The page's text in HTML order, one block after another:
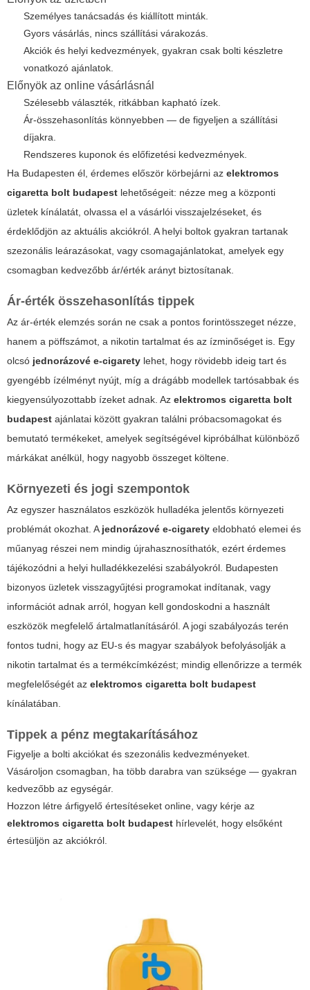
Személyes tanácsadás és kiállított minták.
Gyors vásárlás, nincs szállítási várakozás.
Akciók és helyi kedvezmények, gyakran csak bolti készletre
vonatkozó ajánlatok.
Előnyök az online vásárlásnál
Szélesebb választék, ritkábban kapható ízek.
Ár-összehasonlítás könnyebben — de figyeljen a szállítási
díjakra.
Rendszeres kuponok és előfizetési kedvezmények.
Ha Budapesten él, érdemes először körbejárni az elektromos
cigaretta bolt budapest lehetőségeit: nézze meg a központi
üzletek kínálatát, olvassa el a vásárlói visszajelzéseket, és
érdeklődjön az aktuális akciókról. A helyi boltok gyakran tartanak
szezonális leárazásokat, vagy csomagajánlatokat, amelyek egy
csomagban kedvezőbb ár/érték arányt biztosítanak.
Ár-érték összehasonlítás tippek
Az ár-érték elemzés során ne csak a pontos forintösszeget nézze,
hanem a pöffszámot, a nikotin tartalmat és az ízminőséget is. Egy
olcsó jednorázové e-cigarety lehet, hogy rövidebb ideig tart és
gyengébb ízélményt nyújt, míg a drágább modellek tartósabbak és
kiegyensúlyozottabb ízeket adnak. Az elektromos cigaretta bolt
budapest ajánlatai között gyakran találni próbacsomagokat és
bemutató termékeket, amelyek segítségével kipróbálhat különböző
márkákat anélkül, hogy nagyobb összeget költene.
Környezeti és jogi szempontok
Az egyszer használatos eszközök hulladéka jelentős környezeti
problémát okozhat. A jednorázové e-cigarety eldobható elemei és
műanyag részei nem mindig újrahasznosíthatók, ezért érdemes
tájékozódni a helyi hulladékkezelési szabályokról. Budapesten
bizonyos üzletek visszagyűjtési programokat indítanak, vagy
információt adnak arról, hogyan kell gondoskodni a használt
eszközök megfelelő ártalmatlanításáról. A jogi szabályozás terén
fontos tudni, hogy az EU-s és magyar szabályok befolyásolják a
nikotin tartalmat és a termékcímkézést; mindig ellenőrizze a termék
megfelelőségét az elektromos cigaretta bolt budapest
kínálatában.
Tippek a pénz megtakarításához
Figyelje a bolti akciókat és szezonális kedvezményeket.
Vásároljon csomagban, ha több darabra van szüksége — gyakran
kedvezőbb az egységár.
Hozzon létre árfigyelő értesítéseket online, vagy kérje az
elektromos cigaretta bolt budapest hírlevelét, hogy elsőként
értesüljön az akciókról.